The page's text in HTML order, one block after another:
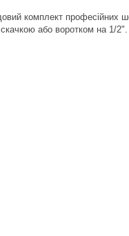
комплект професійних
або воротком на 1/2".